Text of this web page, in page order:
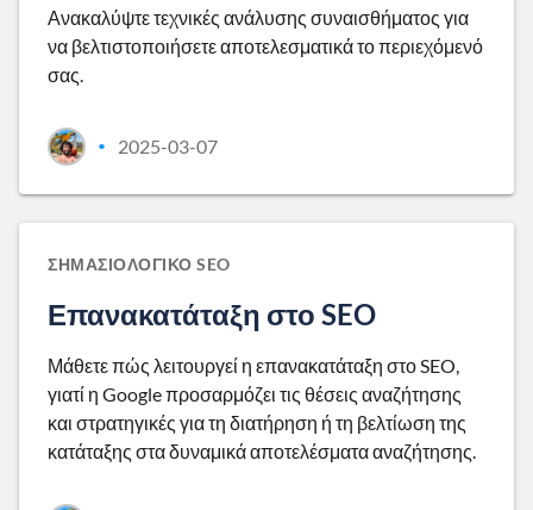
Ανακαλύψτε τεχνικές ανάλυσης συναισθήματος για
να βελτιστοποιήσετε αποτελεσματικά το περιεχόμενό
σας.
• 2025-03-07
ΣΗΜΑΣΙΟΛΟΓΙΚΌ SEO
Επανακατάταξη στο SEO
Μάθετε πώς λειτουργεί η επανακατάταξη στο SEO,
γιατί η Google προσαρμόζει τις θέσεις αναζήτησης
και στρατηγικές για τη διατήρηση ή τη βελτίωση της
κατάταξης στα δυναμικά αποτελέσματα αναζήτησης.